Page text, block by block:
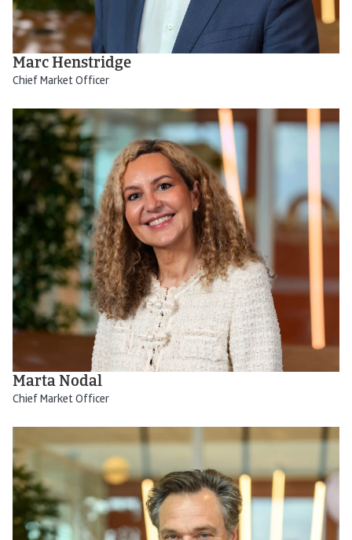
Marc Henstridge
Chief Market Officer
Marta Nodal
Chief Market Officer